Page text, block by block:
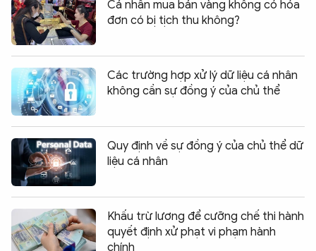
Cá nhân mua bán vàng không có hóa
đơn có bị tịch thu không?
Các trường hợp xử lý dữ liệu cá nhân
không cần sự đồng ý của chủ thể
Quy định về sự đồng ý của chủ thể dữ
liệu cá nhân
Khấu trừ lương để cưỡng chế thi hành
quyết định xử phạt vi phạm hành
chính